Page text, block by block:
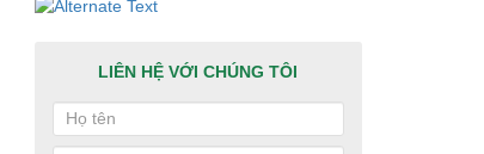
LIÊN HỆ VỚI CHÚNG TÔI